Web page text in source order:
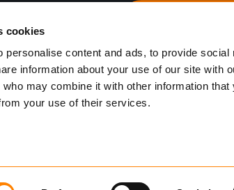
cookies
personalise content and ads, to provide
information about your use of our site with
may combine it with other information that
your use of their services.
stillingerIgland
PersonvernKjøpsvilkår